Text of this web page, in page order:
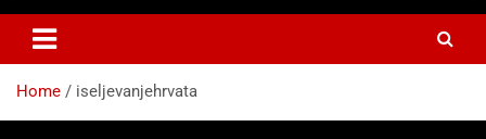
Idemo u Svijet-Njemacka!
Home iseljevanjehrvata